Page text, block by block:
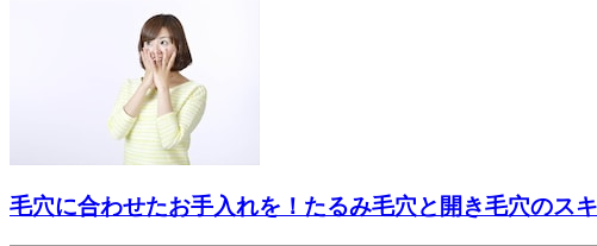
毛穴に合わせたお手入れを！たるみ毛穴と開き毛穴のス